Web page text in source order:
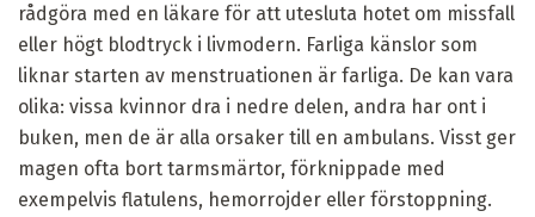
rådgöra med en läkare för att utesluta hotet om missfall
eller högt blodtryck i livmodern. Farliga känslor som
liknar starten av menstruationen är farliga. De kan vara
olika: vissa kvinnor dra i nedre delen, andra har ont i
buken, men de är alla orsaker till en ambulans. Visst ger
magen ofta bort tarmsmärtor, förknippade med
exempelvis flatulens, hemorrojder eller förstoppning.